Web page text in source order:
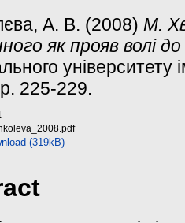
А. В. (2008) М.
як прояв волі
університету
225-229.
(319kB)